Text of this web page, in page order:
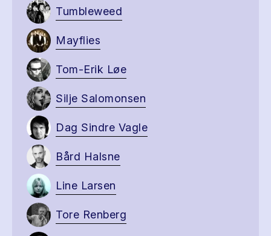
Tumbleweed
Mayflies
Tom-Erik Løe
Silje Salomonsen
Dag Sindre Vagle
Bård Halsne
Line Larsen
Tore Renberg